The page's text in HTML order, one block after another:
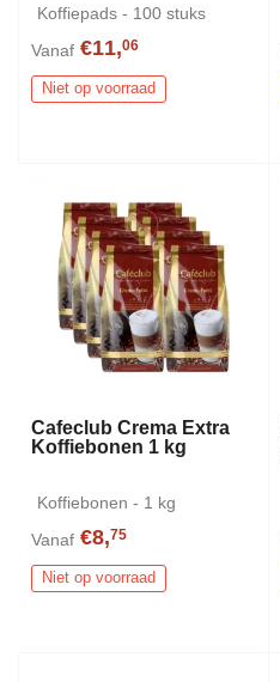
Koffiepads - 100 stuks
Vanaf €11,06
Niet op voorraad
Cafeclub Crema Extra
Koffiebonen 1 kg
Koffiebonen - 1 kg
Vanaf €8,75
Niet op voorraad